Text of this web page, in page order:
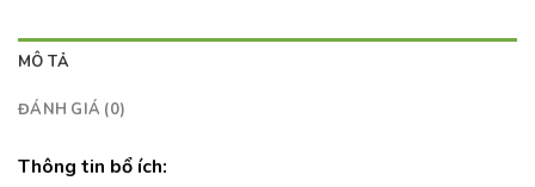
MÔ TẢ
ĐÁNH GIÁ (0)
Thông tin bổ ích: